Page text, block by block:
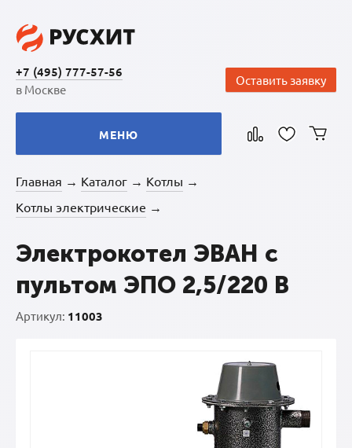
+7 (495) 777-57-56
в Москве
Оставить заявку
МЕНЮ
Главная → Каталог → Котлы →
Котлы электрические →
Электрокотел ЭВАН с
пультом ЭПО 2,5/220 В
Артикул: 11003